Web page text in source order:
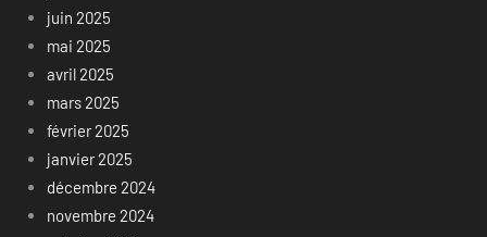
juin 2025
mai 2025
avril 2025
mars 2025
février 2025
janvier 2025
décembre 2024
novembre 2024